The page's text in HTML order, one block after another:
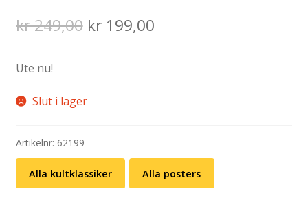
kr249,00 Det
var:
kr199,00Det
Ute nu!
Slut i lager
Artikelnr: 62199
Alla kultklassiker Alla posters